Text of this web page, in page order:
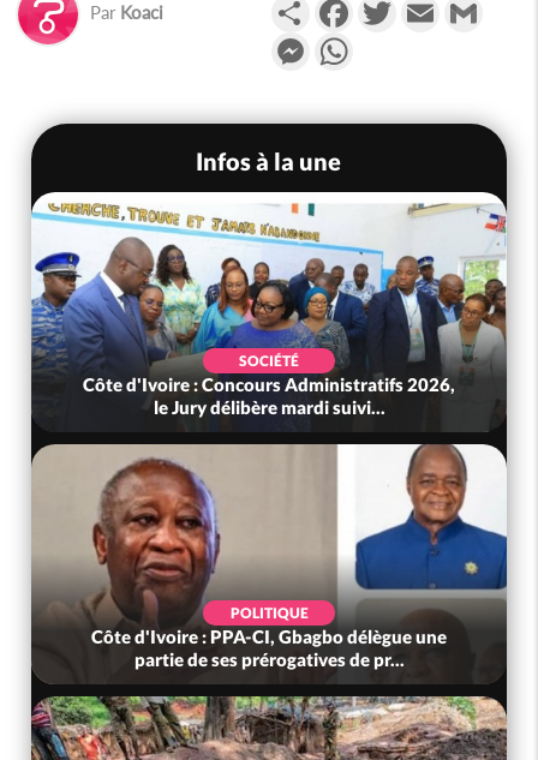
Par Koaci
Messenger
Infos à la une
SOCIÉTÉ
Côte d'Ivoire : Concours Administratifs 2026,
le Jury délibère mardi suivi...
POLITIQUE
Côte d'Ivoire : PPA-CI, Gbagbo délègue une
partie de ses prérogatives de pr...